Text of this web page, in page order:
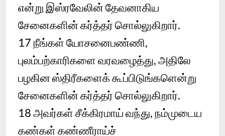
என்று இஸ்ரவேலின் தேவனாகிய
சேனைகளின் கர்த்தர் சொல்லுகிறார்.
17 நீங்கள் யோசனைபண்ணி,
புலம்பற்காரிகளை வரவழைத்து, அதிலே
பழகின ஸ்திரீகளைக் கூப்பிடுங்களென்று
சேனைகளின் கர்த்தர் சொல்லுகிறார்.
18 அவர்கள் சீக்கிரமாய் வந்து, நம்முடைய
கண்கள் கண்ணீராய்ச்